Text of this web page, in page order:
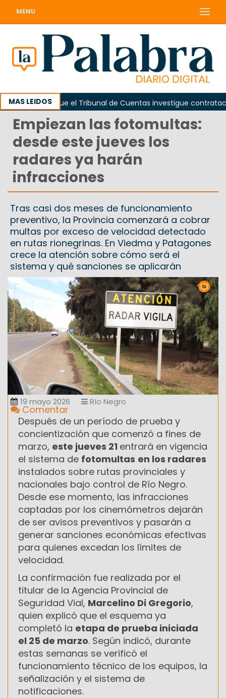
MENU
MAS LEIDOS
Piden que el Tribunal de Cuentas investigue contratación
Empiezan las fotomultas:
desde este jueves los
radares ya harán
infracciones
Tras casi dos meses de funcionamiento
preventivo, la Provincia comenzará a cobrar
multas por exceso de velocidad detectado
en rutas rionegrinas. En Viedma y Patagones
crece la atención sobre cómo será el
sistema y qué sanciones se aplicarán
19 mayo 2026 Río Negro
Comentar
Después de un período de prueba y
concientización que comenzó a fines de
marzo, este jueves 21 entrará en vigencia
el sistema de fotomultas en los radares
instalados sobre rutas provinciales y
nacionales bajo control de Río Negro.
Desde ese momento, las infracciones
captadas por los cinemómetros dejarán
de ser avisos preventivos y pasarán a
generar sanciones económicas efectivas
para quienes excedan los límites de
velocidad.
La confirmación fue realizada por el
titular de la Agencia Provincial de
Seguridad Vial, Marcelino Di Gregorio,
quien explicó que el esquema ya
completó la etapa de prueba iniciada
el 25 de marzo. Según indicó, durante
estas semanas se verificó el
funcionamiento técnico de los equipos, la
señalización y el sistema de
notificaciones.